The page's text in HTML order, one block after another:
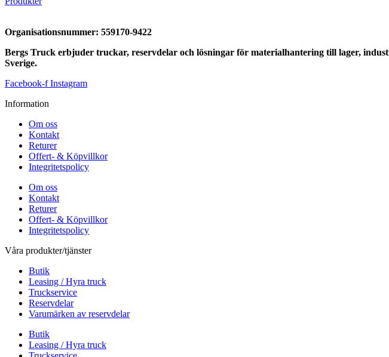
Organisationsnummer: 559170-9422
Bergs Truck erbjuder truckar, reservdelar och lösningar för materialhantering till lager,
Sverige.
Facebook-f Instagram
Information
Om oss
Kontakt
Returer
Offert- & Köpvillkor
Integritetspolicy
Om oss
Kontakt
Returer
Offert- & Köpvillkor
Integritetspolicy
Våra produkter/tjänster
Butik
Leasing / Hyra truck
Truckservice
Reservdelar
Varumärken av reservdelar
Butik
Leasing / Hyra truck